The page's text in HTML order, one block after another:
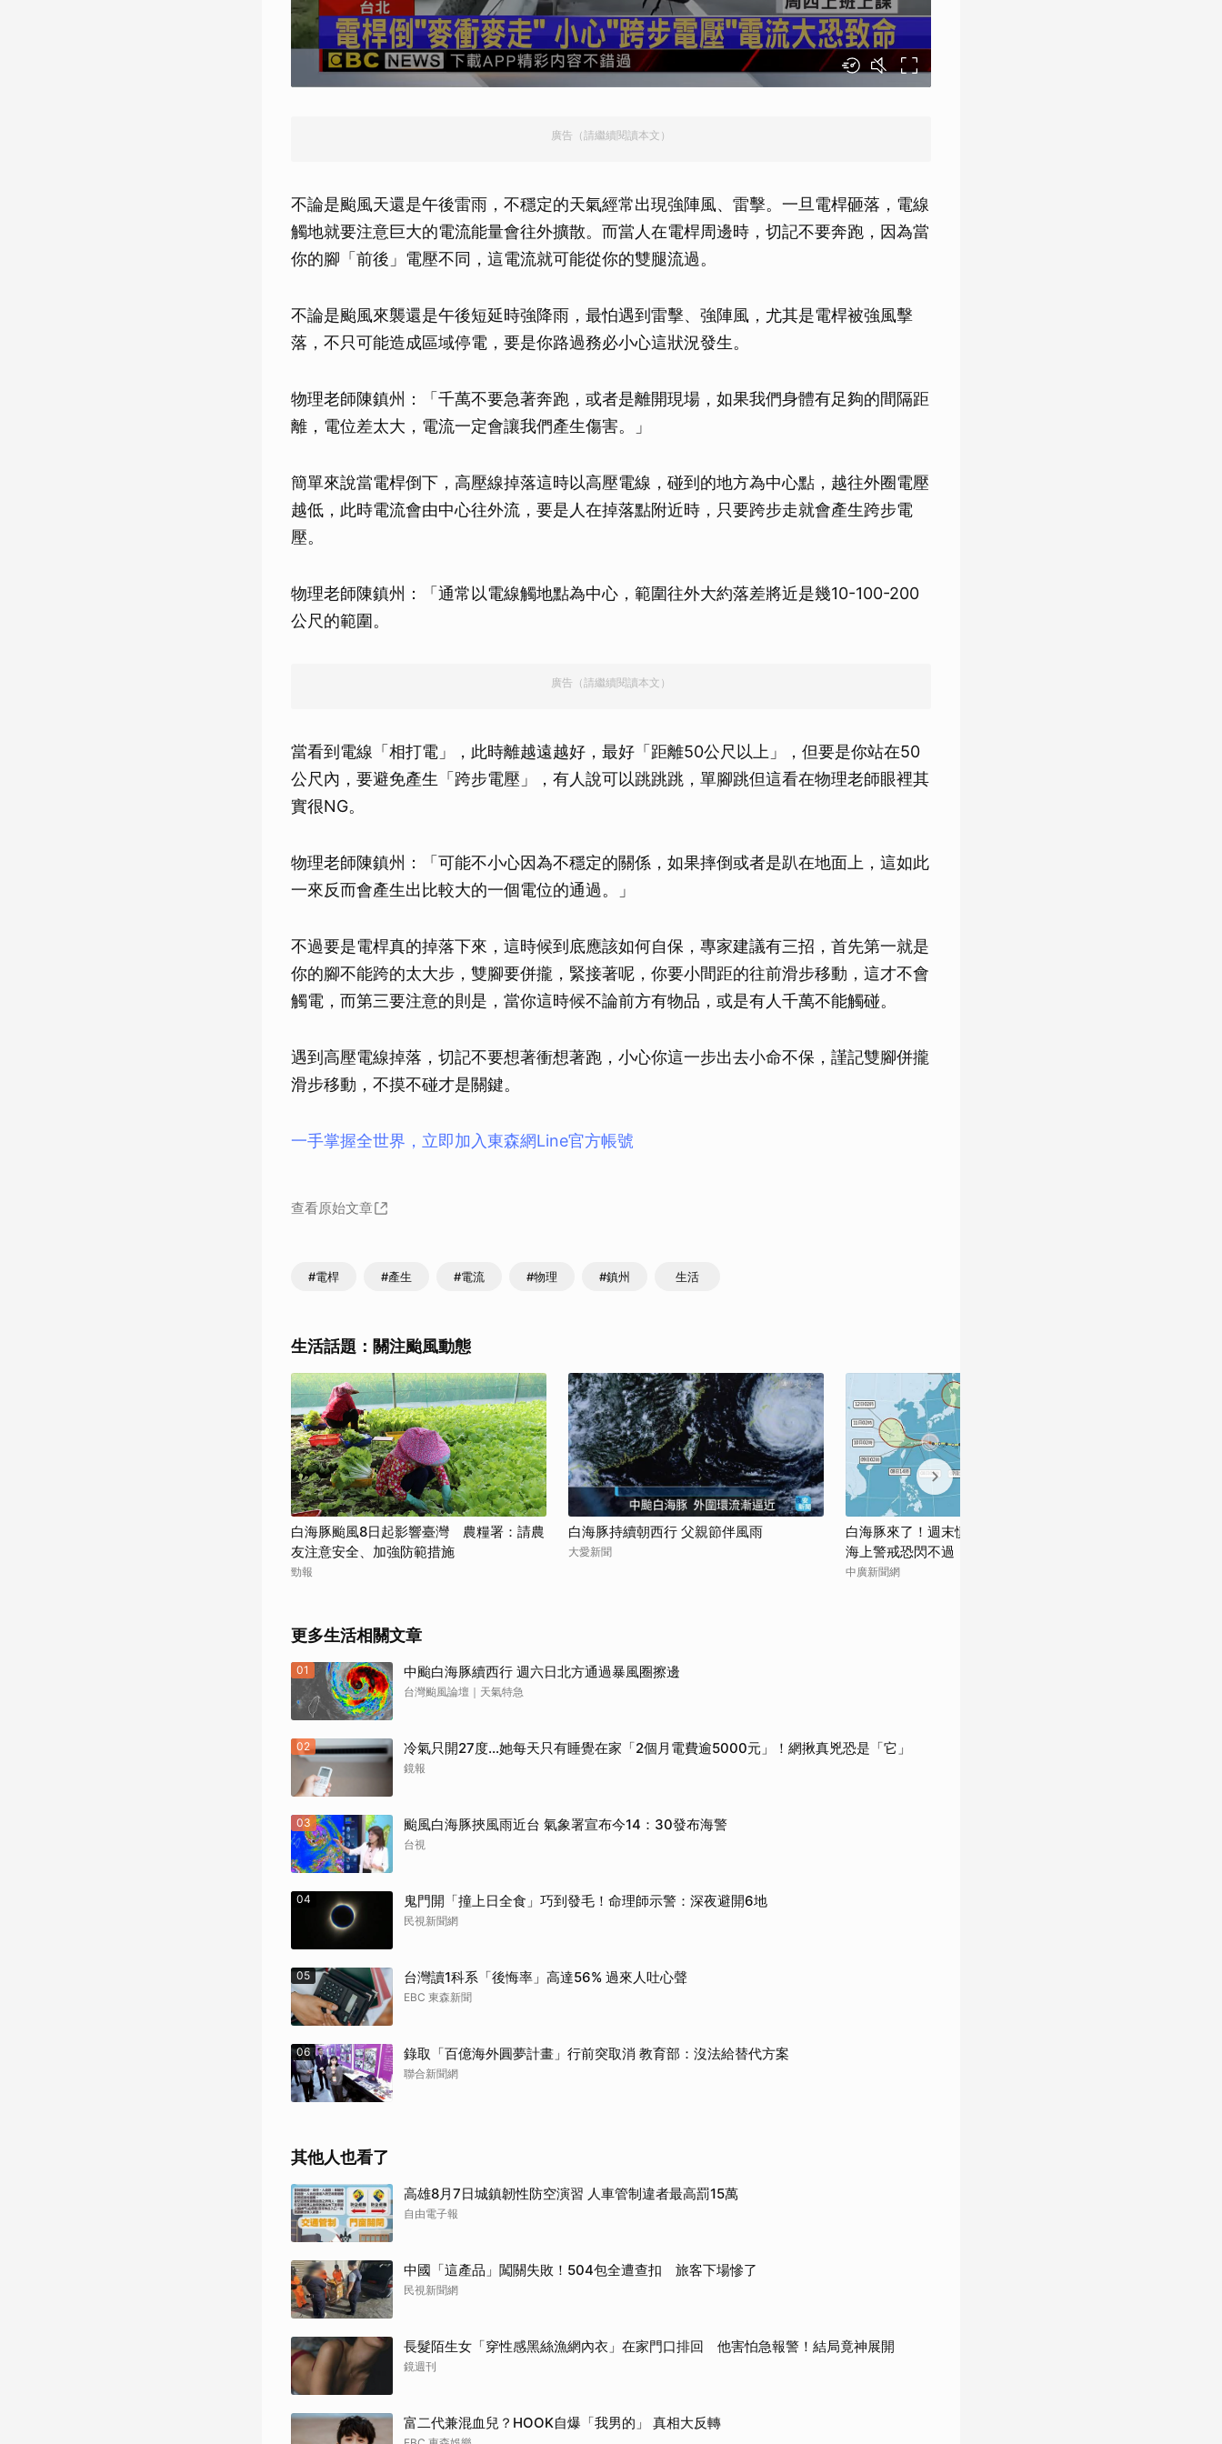
廣告（請繼續閱讀本文）
不論是颱風天還是午後雷雨，不穩定的天氣經常出現強陣風、雷擊。一旦電桿砸落，電線
觸地就要注意巨大的電流能量會往外擴散。而當人在電桿周邊時，切記不要奔跑，因為當
你的腳「前後」電壓不同，這電流就可能從你的雙腿流過。
不論是颱風來襲還是午後短延時強降雨，最怕遇到雷擊、強陣風，尤其是電桿被強風擊
落，不只可能造成區域停電，要是你路過務必小心這狀況發生。
物理老師陳鎮州：「千萬不要急著奔跑，或者是離開現場，如果我們身體有足夠的間隔距
離，電位差太大，電流一定會讓我們產生傷害。」
簡單來說當電桿倒下，高壓線掉落這時以高壓電線，碰到的地方為中心點，越往外圈電壓
越低，此時電流會由中心往外流，要是人在掉落點附近時，只要跨步走就會產生跨步電
壓。
物理老師陳鎮州：「通常以電線觸地點為中心，範圍往外大約落差將近是幾10-100-200
公尺的範圍。
廣告（請繼續閱讀本文）
當看到電線「相打電」，此時離越遠越好，最好「距離50公尺以上」，但要是你站在50
公尺內，要避免產生「跨步電壓」，有人說可以跳跳跳，單腳跳但這看在物理老師眼裡其
實很NG。
物理老師陳鎮州：「可能不小心因為不穩定的關係，如果摔倒或者是趴在地面上，這如此
一來反而會產生出比較大的一個電位的通過。」
不過要是電桿真的掉落下來，這時候到底應該如何自保，專家建議有三招，首先第一就是
你的腳不能跨的太大步，雙腳要併攏，緊接著呢，你要小間距的往前滑步移動，這才不會
觸電，而第三要注意的則是，當你這時候不論前方有物品，或是有人千萬不能觸碰。
遇到高壓電線掉落，切記不要想著衝想著跑，小心你這一步出去小命不保，謹記雙腳併攏
滑步移動，不摸不碰才是關鍵。
一手掌握全世界，立即加入東森網Line官方帳號
查看原始文章
#電桿 #產生 #電流 #物理 #鎮州 生活
生活話題：關注颱風動態
白海豚颱風8日起影響臺灣 農糧署：請農
友注意安全、加強防範措施
勁報
白海豚持續朝西行 父親節伴風雨
大愛新聞
白海豚來了！週末慎防強降雨 吳德榮：
海上警戒恐閃不過
中廣新聞網
更多生活相關文章
01 中颱白海豚續西行 週六日北方通過暴風圈擦邊
台灣颱風論壇｜天氣特急
02 冷氣只開27度…她每天只有睡覺在家「2個月電費逾5000元」！網揪真兇恐是「它」
鏡報
03 颱風白海豚挾風雨近台 氣象署宣布今14：30發布海警
台視
04 鬼門開「撞上日全食」巧到發毛！命理師示警：深夜避開6地
民視新聞網
05 台灣讀1科系「後悔率」高達56% 過來人吐心聲
EBC 東森新聞
06 錄取「百億海外圓夢計畫」行前突取消 教育部：沒法給替代方案
聯合新聞網
其他人也看了
高雄8月7日城鎮韌性防空演習 人車管制違者最高罰15萬
自由電子報
中國「這產品」闖關失敗！504包全遭查扣 旅客下場慘了
民視新聞網
長髮陌生女「穿性感黑絲漁網內衣」在家門口排回 他害怕急報警！結局竟神展開
鏡週刊
富二代兼混血兒？HOOK自爆「我男的」 真相大反轉